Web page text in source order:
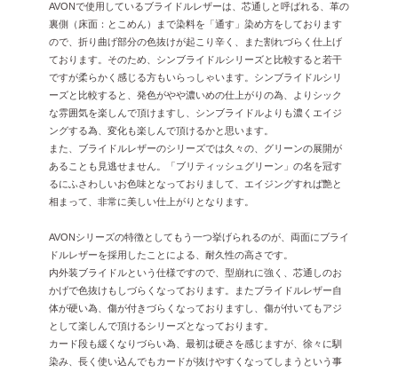
AVONで使用しているブライドルレザーは、芯通しと呼ばれる、革の
裏側（床面：とこめん）まで染料を「通す」染め方をしております
ので、折り曲げ部分の色抜けが起こり辛く、また割れづらく仕上げ
ております。そのため、シンブライドルシリーズと比較すると若干
ですが柔らかく感じる方もいらっしゃいます。シンブライドルシリ
ーズと比較すると、発色がやや濃いめの仕上がりの為、よりシック
な雰囲気を楽しんで頂けますし、シンブライドルよりも濃くエイジ
ングする為、変化も楽しんで頂けるかと思います。
また、ブライドルレザーのシリーズでは久々の、グリーンの展開が
あることも見逃せません。「ブリティッシュグリーン」の名を冠す
るにふさわしいお色味となっておりまして、エイジングすれば艶と
相まって、非常に美しい仕上がりとなります。
AVONシリーズの特徴としてもう一つ挙げられるのが、両面にブライ
ドルレザーを採用したことによる、耐久性の高さです。
内外装ブライドルという仕様ですので、型崩れに強く、芯通しのお
かげで色抜けもしづらくなっております。またブライドルレザー自
体が硬い為、傷が付きづらくなっておりますし、傷が付いてもアジ
として楽しんで頂けるシリーズとなっております。
カード段も緩くなりづらい為、最初は硬さを感じますが、徐々に馴
染み、長く使い込んでもカードが抜けやすくなってしまうという事